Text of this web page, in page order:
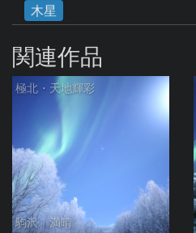
木星
関連作品
極北・天地輝彩
駒沢 満晴